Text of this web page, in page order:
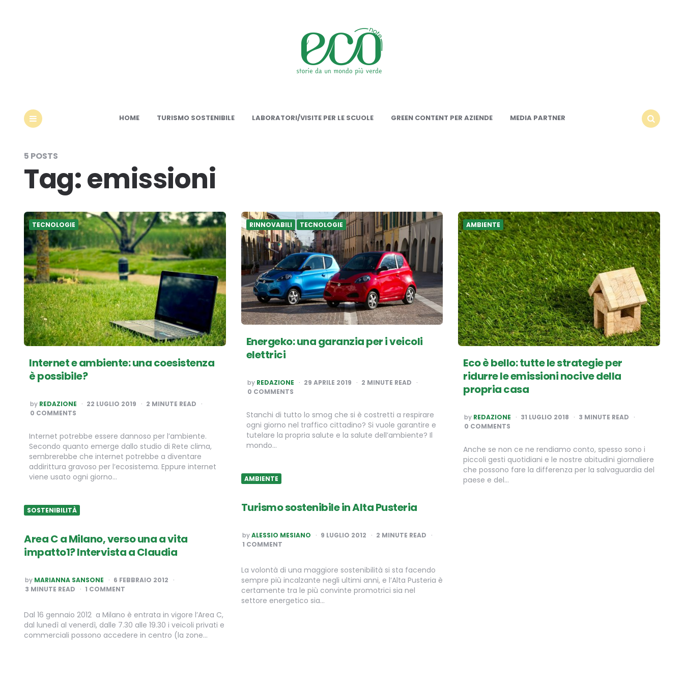
HOME TURISMO SOSTENIBILE LABORATORI/VISITE PER LE SCUOLE GREEN CONTENT PER AZIENDE
MEDIA PARTNER
5 POSTS
Tag:emissioni
TECNOLOGIE
Internet e ambiente: una coesistenza
è possibile?
POSTED
BY
by REDAZIONE 22 LUGLIO 2019 2 MINUTE READ
0 COMMENTS
Internet potrebbe essere dannoso per l’ambiente.
Secondo quanto emerge dallo studio di Rete clima,
sembrerebbe che internet potrebbe a diventare
addirittura gravoso per l’ecosistema. Eppure internet
viene usato ogni giorno…
RINNOVABILI TECNOLOGIE
Energeko: una garanzia per i veicoli
elettrici
POSTED
BY
by REDAZIONE 29 APRILE 2019 2 MINUTE READ
0 COMMENTS
Stanchi di tutto lo smog che si è costretti a respirare
ogni giorno nel traffico cittadino? Si vuole garantire e
tutelare la propria salute e la salute dell’ambiente? Il
mondo…
AMBIENTE
Eco è bello: tutte le strategie per
ridurre le emissioni nocive della
propria casa
POSTED
BY
by REDAZIONE 31 LUGLIO 2018 3 MINUTE READ
0 COMMENTS
Anche se non ce ne rendiamo conto, spesso sono i
piccoli gesti quotidiani e le nostre abitudini giornaliere
che possono fare la differenza per la salvaguardia del
paese e del…
AMBIENTE
Turismo sostenibile in Alta Pusteria
POSTED
BY
byALESSIO MESIANO 9 LUGLIO 2012 2 MINUTE READ
1 COMMENT
La volontà di una maggiore sostenibilità si sta facendo
sempre più incalzante negli ultimi anni, e l’Alta Pusteria è
certamente tra le più convinte promotrici sia nel
settore energetico sia…
SOSTENIBILITÀ
Area C a Milano, verso una a vita
impatto1? Intervista a Claudia
POSTED
BY
by MARIANNA SANSONE
6 FEBBRAIO 2012
3 MINUTE READ 1 COMMENT
Dal 16 gennaio 2012 a Milano è entrata in vigore l’Area C,
dal lunedì al venerdì, dalle 7.30 alle 19.30 i veicoli privati e
commerciali possono accedere in centro (la zone…